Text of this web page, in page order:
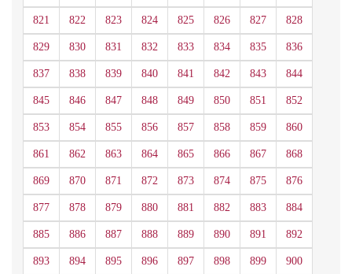
821 822 823 824 825 826 827 828
829 830 831 832 833 834 835 836
837 838 839 840 841 842 843 844
845 846 847 848 849 850 851 852
853 854 855 856 857 858 859 860
861 862 863 864 865 866 867 868
869 870 871 872 873 874 875 876
877 878 879 880 881 882 883 884
885 886 887 888 889 890 891 892
893 894 895 896 897 898 899 900